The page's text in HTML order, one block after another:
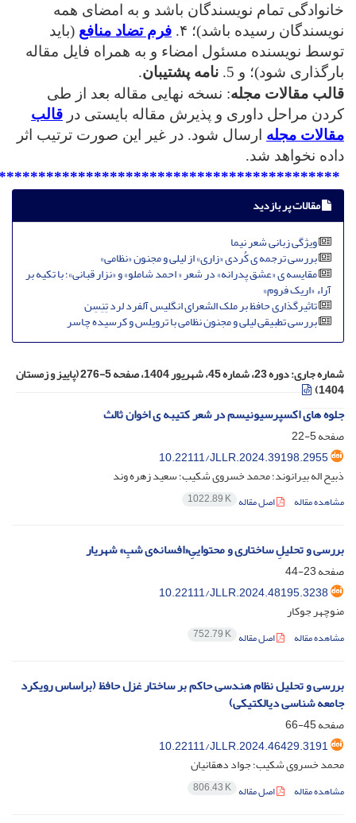
خانوادگی تمام نویسندگان باشد و به امضای همه
نویسندگان رسیده باشد)؛ ۴.
فرم تضاد منافع (باید
توسط نویسنده مسئول امضاء و به همراه فایل مقاله
بارگذاری شود)؛ و 5.
نامه پشتیبان.
قالب مقالات مجله: نسخه نهایی مقاله بعد از طی
کردن مراحل داوری و پذیرش مقاله بایستی در قالب
مقالات مجله ارسال شود. در غیر این صورت ترتیب اثر
داده نخواهد شد.
مقالات پر بازدید
وی‍ژگی زبانی شعر نیما
بررسی ترجمه ی کُردی «زاری» از لیلی و مجنون «نظامی»
مقایسه ی «عشق پدرانه» در شعر « احمد شاملو» و «نزار قبانی»؛ با تکیه بر
آراء «اریک فروم»
تاثیرگذاری حافظ بر ملک الشعرای انگلیس آلفرد لرد تِنِسِن
بررسی تطبیقی لیلی و مجنون نظامی با ترویلس و کرسیده چاسر
شماره جاری: دوره 23، شماره 45، شهریور 1404، صفحه 5-276 (پاییز و زمستان
1404)
جلوه های اکسپرسیونیسم در شعر کتیبه ی اخوان ثالث
صفحه5-22
10.22111/JLLR.2024.39198.2955
ذبیح اله بیرانوند؛ محمد خسروی شکیب؛ سعید زهره وند
مشاهده مقاله اصل مقاله 1022.89 K
بررسی و تحلیلِ ساختاری و محتواییِ«افسانه‌ی شبِ» شهریار
صفحه23-44
10.22111/JLLR.2024.48195.3238
منوچهر جوکار
مشاهده مقاله اصل مقاله 752.79 K
بررسی و تحلیل نظام هندسی حاکم بر ساختار غزل حافظ (براساس رویکرد
جامعه شناسی دیالکتیکی)
صفحه45-66
10.22111/JLLR.2024.46429.3191
محمد خسروی شکیب؛ جواد دهقانیان
مشاهده مقاله اصل مقاله 806.43 K